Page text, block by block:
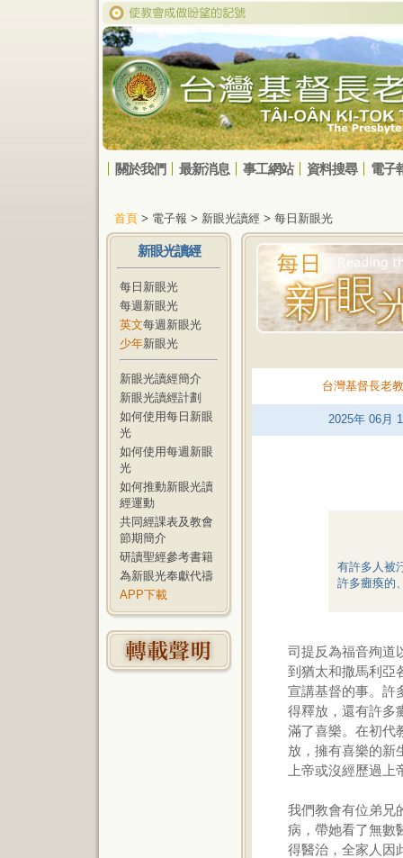
關於我們 最新消息 事工網站 資料搜尋 電子
首頁 > 電子報 > 新眼光讀經 > 每日新眼光
新眼光讀經
每日新眼光
每週新眼光
英文每週新眼光
少年新眼光
新眼光讀經簡介
新眼光讀經計劃
如何使用每日新眼
光
如何使用每週新眼
光
如何推動新眼光讀
經運動
共同經課表及教會
節期簡介
研讀聖經參考書籍
為新眼光奉獻代禱
APP下載
台灣基督長老
2025年 06月
有許多人被
許多癱瘓的
司提反為福音殉道
到猶太和撒馬利亞
宣講基督的事。許
得釋放，還有許多
滿了喜樂。在初代
放，擁有喜樂的新
上帝或沒經歷過
我們教會有位弟兄
病，帶她看了無數
得醫治，全家人因